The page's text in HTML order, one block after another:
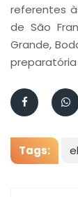
referentes
de São
Grande,
preparatória
Tags: